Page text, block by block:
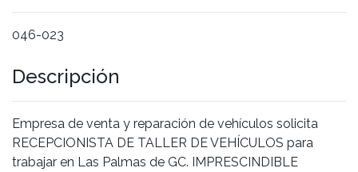
046-023
Descripción
Empresa de venta y reparación de vehículos solicita
RECEPCIONISTA DE TALLER DE VEHÍCULOS para
trabajar en Las Palmas de GC. IMPRESCINDIBLE